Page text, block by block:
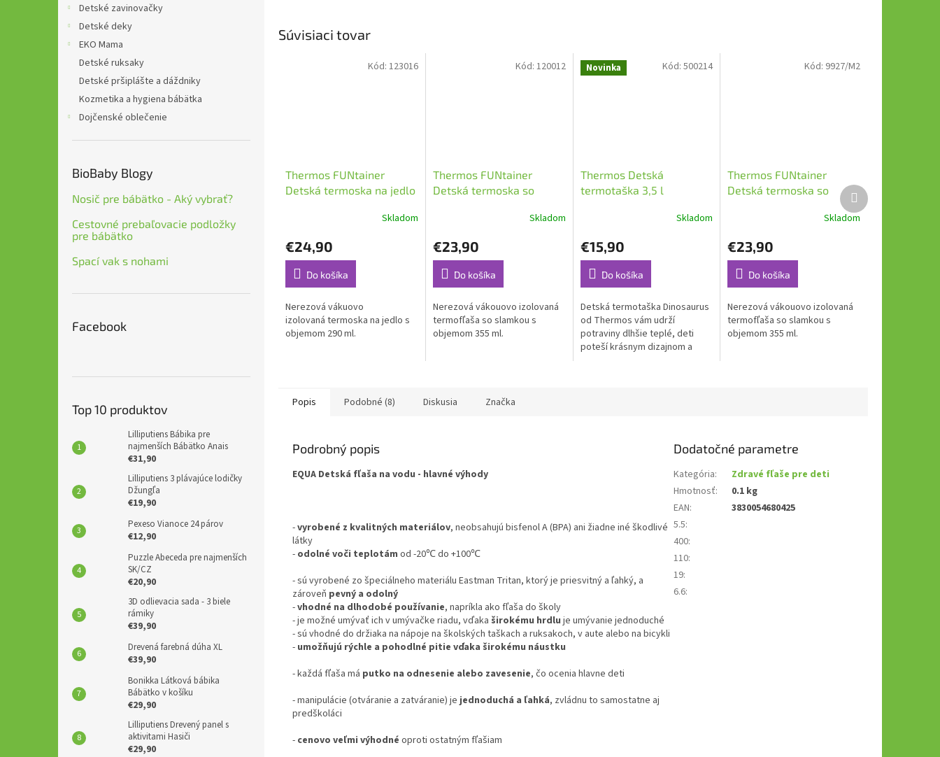
Detské zavinovačky
Detské deky
EKO Mama
Detské ruksaky
Detské pršiplášte a dáždniky
Kozmetika a hygiena bábätka
Dojčenské oblečenie
BioBaby Blogy
Nosič pre bábätko - Aký vybrať?
Cestovné prebaľovacie podložky
pre bábätko
Spací vak s nohami
Facebook
Top 10 produktov
Lilliputiens Bábika pre
najmenších Bábätko Anais
€31,90
Lilliputiens 3 plávajúce lodičky
Džungľa
€19,90
Pexeso Vianoce 24 párov
€12,90
Puzzle Abeceda pre najmenších
SK/CZ
€20,90
3D odlievacia sada - 3 biele
rámiky
€39,90
Drevená farebná dúha XL
€39,90
Bonikka Látková bábika
Bábätko v košíku
€29,90
Lilliputiens Drevený panel s
aktivitami Hasiči
€29,90
Súvisiaci tovar
Thermos FUNtainer
Detská termoska na jedlo
Skladom
€24,90
Do košíka
Nerezová vákuovo
izolovaná termoska na jedlo s
objemom 290 ml.
Kód: 123016
Thermos FUNtainer
Detská termoska so
Skladom
€23,90
Do košíka
Nerezová vákouovo izolovaná
termofľaša so slamkou s
objemom 355 ml.
Kód: 120012 Novinka
Thermos Detská
termotaška 3,5 l
Skladom
€15,90
Do košíka
Detská termotaška Dinosaurus
od Thermos vám udrží
potraviny dlhšie teplé, deti
poteší krásnym dizajnom a
Kód:500214
Thermos FUNtainer
Detská termoska so
slamkou 0,355l Futbal
Skladom
€23,90
Do košíka
Nerezová vákouovo izolovaná
termofľaša so slamkou s
objemom 355 ml.
Kód: 9927/M2
Ďalší
produkt
Popis Podobné (8) Diskusia Značka
Podrobný popis
EQUA Detská fľaša na vodu - hlavné výhody
-vyrobené z kvalitných materiálov, neobsahujú bisfenol A (BPA) ani žiadne iné škodlivé
látky
- odolné voči teplotám od -20℃ do +100℃
- sú vyrobené zo špeciálneho materiálu Eastman Tritan, ktorý je priesvitný a ľahký, a
zároveň pevný a odolný
-vhodné na dlhodobé používanie, napríkla ako fľaša do školy
- je možné umývať ich v umývačke riadu, vďaka širokému hrdlu je umývanie jednoduché
- sú vhodné do držiaka na nápoje na školských taškach a ruksakoch, v aute alebo na bicykli
- umožňujú rýchle a pohodlné pitie vďaka širokému náustku
- každá fľaša má putko na odnesenie alebo zavesenie, čo ocenia hlavne deti
- manipulácie (otváranie a zatváranie) je jednoduchá a ľahká, zvládnu to samostatne aj
predškoláci
- cenovo veľmi výhodné oproti ostatným fľašiam
Dodatočné parametre
Kategória:
Zdravé fľaše pre deti
Hmotnosť:
0.1 kg
EAN:
3830054680425
5.5:
400:
110:
19:
6.6: